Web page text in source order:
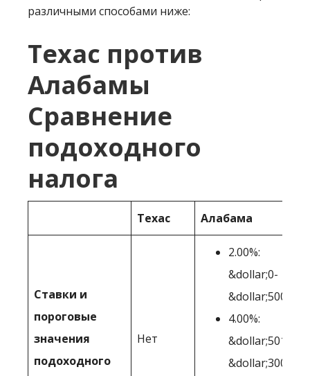
различными способами ниже:
Техас против
Алабамы
Сравнение
подоходного
налога
Техас Алабама
Ставки и
пороговые
значения
подоходного
Нет
2.00%:
&dollar;0-
&dollar;500
4.00%:
&dollar;501-
&dollar;3000